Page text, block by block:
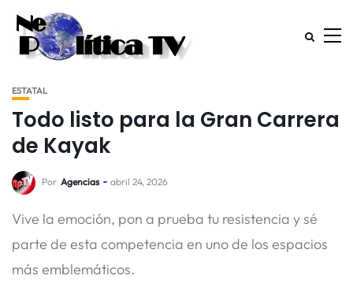
ESTATAL
Todo listo para la Gran Carrera
de Kayak
Por Agencias abril 24, 2026
Vive la emoción, pon a prueba tu resistencia y sé
parte de esta competencia en uno de los espacios
más emblemáticos.